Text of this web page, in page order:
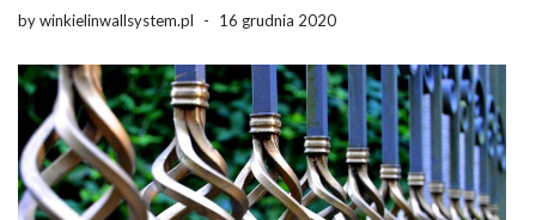
bywinkielinwallsystem.pl - 16 grudnia 2020